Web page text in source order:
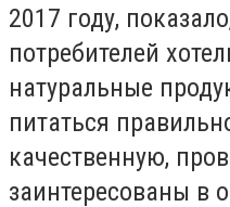
2017 году,
потребителей
натуральные
питаться
качественную,
заинтересованы в